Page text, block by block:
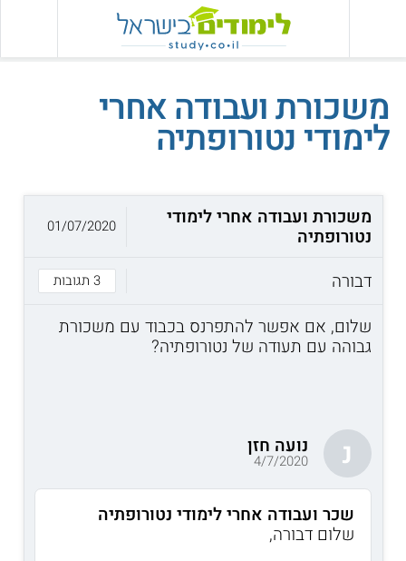
משכורת ועבודה אחרי
לימודי נטורופתיה
משכורת ועבודה אחרי לימודי
נטורופתיה
דבורה
3 תגובות
01/07/2020
שלום, אם אפשר להתפרנס בכבוד עם משכורת
גבוהה עם תעודה של נטורופתיה?
נ נועה חזן
4/7/2020
שכר ועבודה אחרי לימודי נטורופתיה
שלום דבורה,